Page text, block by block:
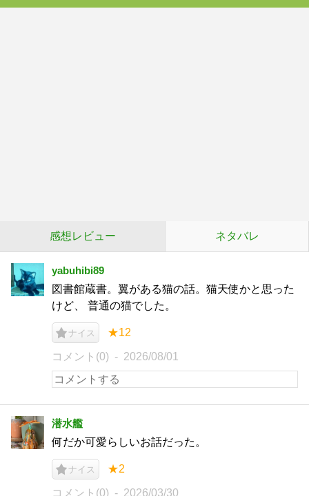
感想レビュー ネタバレ
yabuhibi89
図書館蔵書。翼がある猫の話。猫天使かと思った
けど、 普通の猫でした。
ナイス ★12
コメント(0) 2026/08/01
潜水艦
何だか可愛らしいお話だった。
ナイス ★2
コメント(0) 2026/03/30